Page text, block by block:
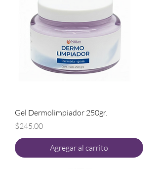
Gel Dermolimpiador 250gr.
Precio
$245.00
Agregar al carrito